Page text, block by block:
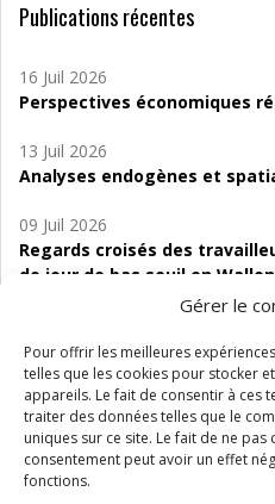
Gérer le
Pour offrir les meilleures
telles que les cookies pour stocker
appareils. Le fait de consentir à ces
traiter des données telles que le
uniques sur ce site. Le fait de ne
consentement peut avoir un effet
fonctions.
Publications récentes
16 Juil 2026
Perspectives économiques
13 Juil 2026
Analyses endogènes et
09 Juil 2026
Regards croisés des
de jour de bas seuil en
06 Juil 2026
Étude d’évaluabilité des
d’accompagnement à
01 Juil 2026
Pénurie du personnel